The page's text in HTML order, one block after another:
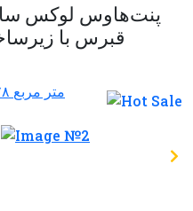
پنت‌هاوس لوکس
قبرس با